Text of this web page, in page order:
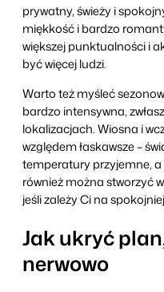
prywatny, świeży i
miękkość i bardzo
większej punktualności i
być więcej ludzi.
Warto też myśleć
bardzo intensywna,
lokalizacjach. Wiosna i
względem łaskawsze –
temperatury przyjemne,
również można stworzyć
jeśli zależy Ci na
Jak ukryć
nerwowo